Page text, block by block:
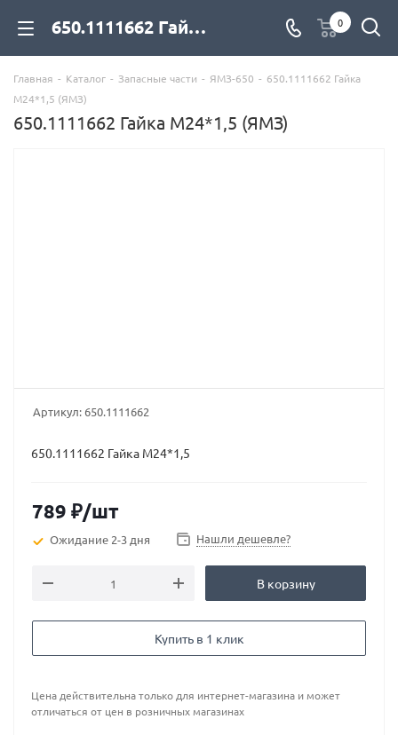
650.1111662 Гайка М24*1,5 (ЯМЗ) для дизельных двигателей купить со склада с доставкой по цене официального дилера - компания Дизель Экспорт 0
Главная - Каталог - Запасные части - ЯМЗ-650 - 650.1111662 Гайка
М24*1,5 (ЯМЗ)
650.1111662 Гайка М24*1,5 (ЯМЗ)
Артикул:650.1111662
650.1111662 Гайка М24*1,5
789 ₽/шт
Ожидание 2-3 дня Нашли дешевле?
В корзину
Купить в 1 клик
Цена действительна только для интернет-магазина и может
отличаться от цен в розничных магазинах